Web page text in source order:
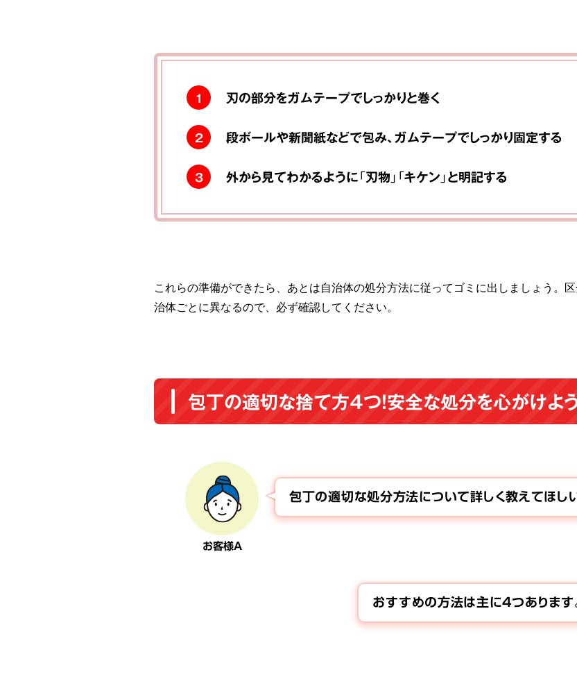
1 刃の部分をガムテープでしっかりと巻く
2 段ボールや新聞紙などで包み、ガムテープでしっかり固定する
3 外から見てわかるように「刃物」「キケン」と明記する
これらの準備ができたら、あとは自治体の処分方法に従ってゴミに出しましょう。区
治体ごとに異なるので、必ず確認してください。
包丁の適切な捨て方4つ！安全な処分を心がけよ
お客様A
包丁の適切な処分方法について詳しく教えてほしい
おすすめの方法は主に4つあります